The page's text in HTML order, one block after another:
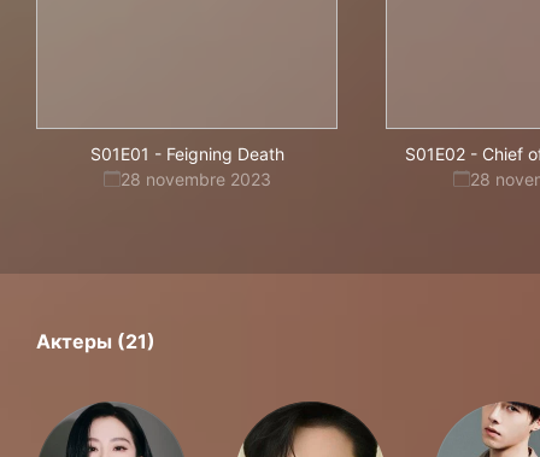
S01E01 - Feigning Death
28 novembre 2023
S01E02 - Chief
28
Актеры (21)